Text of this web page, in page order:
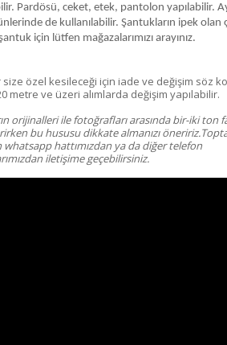
Pardösü, ceket, etek, pantolon yapılabilir.
de kullanılabilir. Şantukların ipek olan
için lütfen mağazalarımızı arayınız.
size özel kesileceği için iade ve değişim söz
metre ve üzeri alımlarda değişim yapılabilir.
orijinalleri ile fotoğrafları arasında bir-iki ton
bu hususu dikkate almanızı
whatsapp hattımızdan ya da diğer telefon
iletişime geçebilirsiniz.